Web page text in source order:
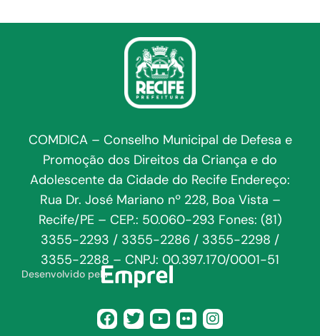
COMDICA – Conselho Municipal de Defesa e
Promoção dos Direitos da Criança e do
Adolescente da Cidade do Recife Endereço:
Rua Dr. José Mariano nº 228, Boa Vista –
Recife/PE – CEP.: 50.060-293 Fones: (81)
3355-2293 / 3355-2286 / 3355-2298 /
3355-2288 – CNPJ: 00.397.170/0001-51
Desenvolvido pela